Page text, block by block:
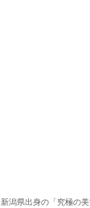
新潟県出身の「究極の